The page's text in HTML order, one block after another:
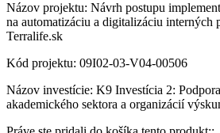
Názov projektu: Návrh postupu
na automatizáciu a digitalizáciu interných
Terralife.sk
Kód projektu: 09I02-03-V04-00506
Názov investície: K9 Investícia 2:
akademického sektora a organizácií